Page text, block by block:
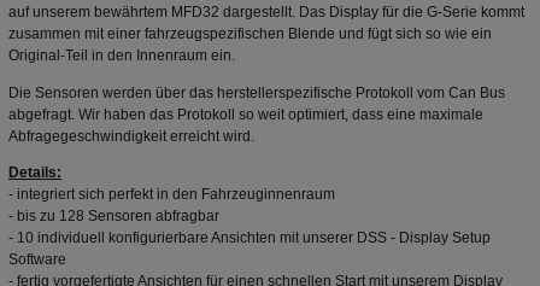
auf unserem bewährtem MFD32 dargestellt. Das Display für die G-Serie kommt
zusammen mit einer fahrzeugspezifischen Blende und fügt sich so wie ein
Original-Teil in den Innenraum ein.
Die Sensoren werden über das herstellerspezifische Protokoll vom Can Bus
abgefragt. Wir haben das Protokoll so weit optimiert, dass eine maximale
Abfragegeschwindigkeit erreicht wird.
Details:
- integriert sich perfekt in den Fahrzeuginnenraum
- bis zu 128 Sensoren abfragbar
- 10 individuell konfigurierbare Ansichten mit unserer DSS - Display Setup
Software
- fertig vorgefertigte Ansichten für einen schnellen Start mit unserem Display